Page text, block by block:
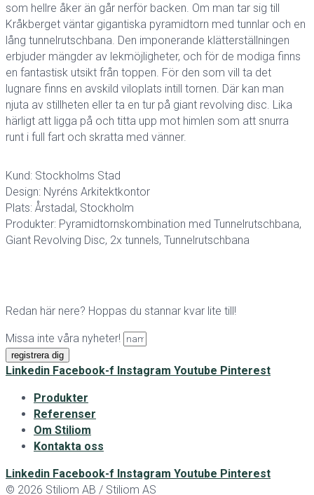
som hellre åker än går nerför backen. Om man tar sig till
Kråkberget väntar gigantiska pyramidtorn med tunnlar och en
lång tunnelrutschbana. Den imponerande klätterställningen
erbjuder mängder av lekmöjligheter, och för de modiga finns
en fantastisk utsikt från toppen. För den som vill ta det
lugnare finns en avskild viloplats intill tornen. Där kan man
njuta av stillheten eller ta en tur på giant revolving disc. Lika
härligt att ligga på och titta upp mot himlen som att snurra
runt i full fart och skratta med vänner.
Kund: Stockholms Stad
Design: Nyréns Arkitektkontor
Plats: Årstadal, Stockholm
Produkter: Pyramidtornskombination med Tunnelrutschbana,
Giant Revolving Disc, 2x tunnels, Tunnelrutschbana
Redan här nere? Hoppas du stannar kvar lite till!
Missa inte våra nyheter!
registrera dig
Linkedin Facebook-f Instagram Youtube Pinterest
Produkter
Referenser
Om Stiliom
Kontakta oss
Linkedin Facebook-f Instagram Youtube Pinterest
© 2026 Stiliom AB / Stiliom AS